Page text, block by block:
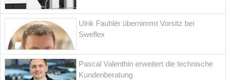
Ulrik Fauhlér übernimmt Vorsitz bei
Sweflex
Pascal Valenthin erweitert die technische
Kundenberatung